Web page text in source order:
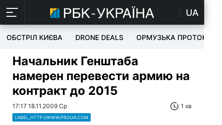
UA
ОБСТРІЛ КИЄВА DRONE DEALS ОРМУЗЬКА ПРОТОКА
Начальник Генштаба
намерен перевести армию на
контракт до 2015
17:17 18.11.2009 Ср 1 хв
LABEL_HTTP://WWW.PROUA.COM